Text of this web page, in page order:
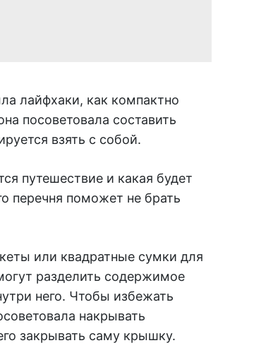
лайфхаки, как компактно
посоветовала составить
взять с собой.
путешествие и какая будет
перечня поможет не брать
или квадратные сумки для
разделить содержимое
него. Чтобы избежать
накрывать
закрывать саму крышку.